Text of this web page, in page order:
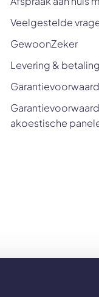
Veelgestelde
GewoonZeker
Levering & betaling
akoestische